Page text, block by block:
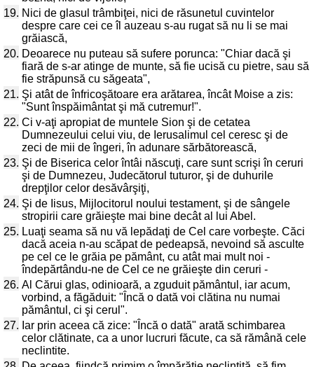
19. Nici de glasul trâmbiţei, nici de răsunetul cuvintelor
despre care cei ce îl auzeau s-au rugat să nu li se mai
grăiască,
20. Deoarece nu puteau să sufere porunca: "Chiar dacă şi
fiară de s-ar atinge de munte, să fie ucisă cu pietre, sau să
fie străpunsă cu săgeata",
21. Şi atât de înfricoşătoare era arătarea, încât Moise a zis:
"Sunt înspăimântat şi mă cutremur!".
22. Ci v-aţi apropiat de muntele Sion şi de cetatea
Dumnezeului celui viu, de Ierusalimul cel ceresc şi de
zeci de mii de îngeri, în adunare sărbătorească,
23. Şi de Biserica celor întâi născuţi, care sunt scrişi în ceruri
şi de Dumnezeu, Judecătorul tuturor, şi de duhurile
drepţilor celor desăvârşiţi,
24. Şi de Iisus, Mijlocitorul noului testament, şi de sângele
stropirii care grăieşte mai bine decât al lui Abel.
25. Luaţi seama să nu vă lepădaţi de Cel care vorbeşte. Căci
dacă aceia n-au scăpat de pedeapsă, nevoind să asculte
pe cel ce le grăia pe pământ, cu atât mai mult noi -
îndepărtându-ne de Cel ce ne grăieşte din ceruri -
26. Al Cărui glas, odinioară, a zguduit pământul, iar acum,
vorbind, a făgăduit: "Încă o dată voi clătina nu numai
pământul, ci şi cerul".
27. Iar prin aceea că zice: "Încă o dată" arată schimbarea
celor clătinate, ca a unor lucruri făcute, ca să rămână cele
neclintite.